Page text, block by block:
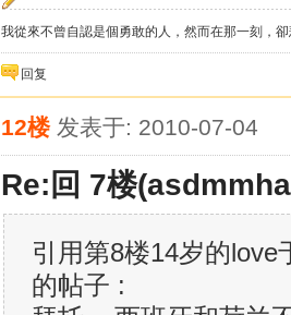
我從來不曾自認是個勇敢的人，然而在那一刻，
回复
12楼 发表于: 2010-07-04
Re:回 7楼
引用第8楼14岁的love
的帖子 :